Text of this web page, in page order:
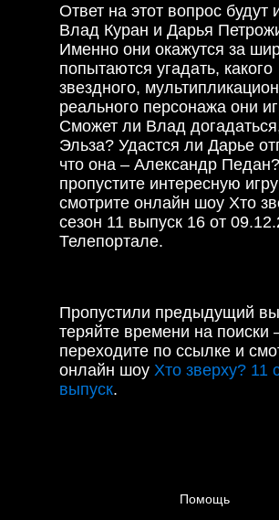
Ответ на этот вопрос будут
Влад Куран и Дарья
Именно они окажутся за
попытаются угадать, какого
звездного,
реального персонажа они
Сможет ли Влад
Эльза? Удастся ли Дарье
что она – Александр
пропустите интересную
смотрите онлайн шоу Хто
сезон 11 выпуск 16 от
Телепортале.
Пропустили предыдущий
теряйте времени на поиски
переходите по ссылке и
онлайн шоу Хто зверху? 11
выпуск.
Помощь